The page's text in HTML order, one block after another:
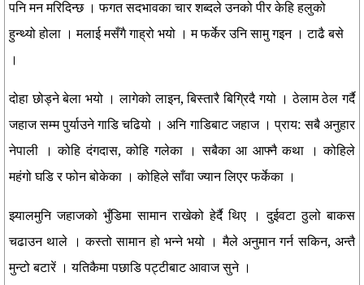
पनि मन मरिदिन्छ । फगत सदभावका चार शब्दले उनको पीर केहि हलुको
हुन्थ्यो होला । मलाई मसँगै गाह्रो भयो । म फर्केर उनि सामु गइन । टाढै बसे
।
दोहा छोड्ने बेला भयो । लागेको लाइन, बिस्तारै बिग्रिदै गयो । ठेलाम ठेल गर्दै
जहाज सम्म पुर्याउने गाडि चढियो । अनि गाडिबाट जहाज । प्राय: सबै अनुहार
नेपाली । कोहि दंगदास, कोहि गलेका । सबैका आ आफ्नै कथा । कोहिले
महंगो घडि र फोन बोकेका । कोहिले साँवा ज्यान लिएर फर्केका ।
झ्यालमुनि जहाजको भुँडिमा सामान राखेको हेर्दै थिए । दुईवटा ठुलो बाकस
चढाउन थाले । कस्तो सामान हो भन्ने भयो । मैले अनुमान गर्न सकिन, अन्तै
मुन्टो बटारें । यतिकैमा पछाडि पट्टीबाट आवाज सुने ।